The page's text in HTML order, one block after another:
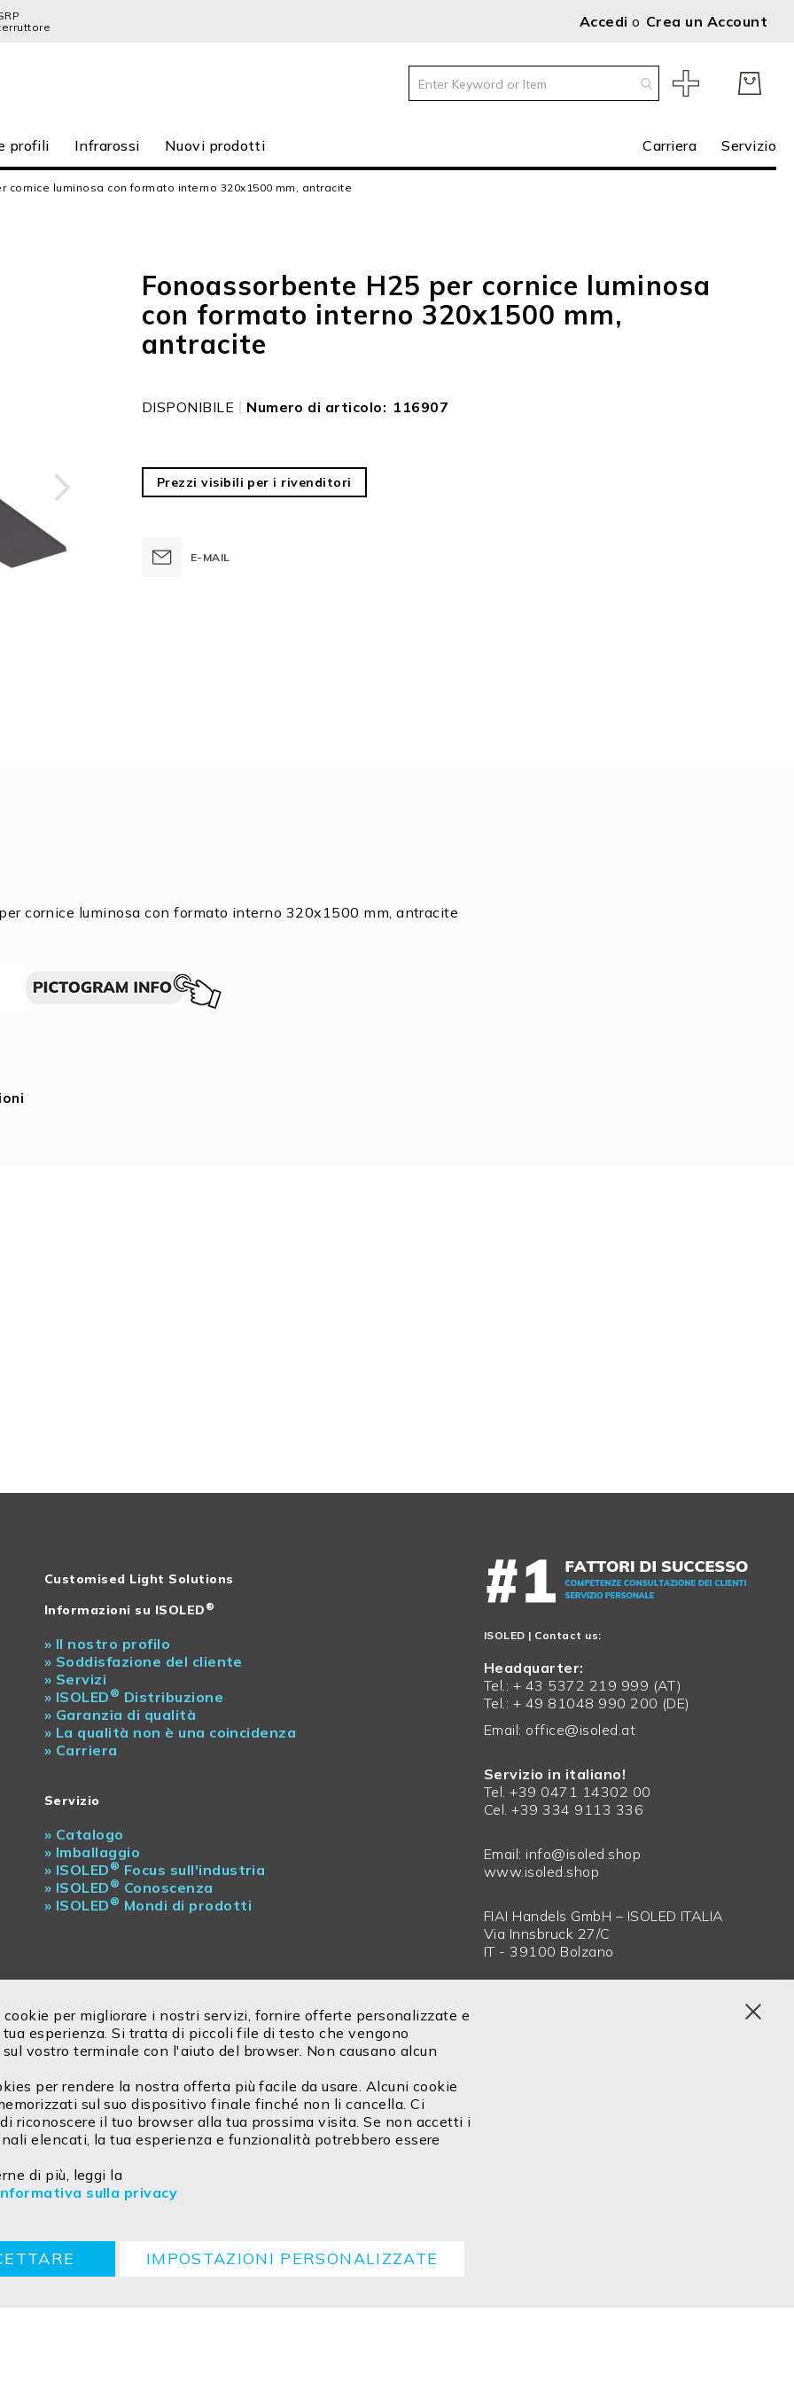
Accedi Crea un Account
profili Infrarossi Nuovi prodotti Carriera Servizio
cornice luminosa con formato interno 320x1500 mm, antracite
Fonoassorbente H25 per cornice luminosa
con formato interno 320x1500 mm,
antracite
DISPONIBILE Numero di articolo 116907
Prezzi visibili per i rivenditori
E-MAIL
cornice luminosa con formato interno 320x1500 mm, antracite
Customised Light Solutions
Informazioni su ISOLED ®
» Il nostro profilo
» Soddisfazione del cliente
» Servizi
» ISOLED ® Distribuzione
» Garanzia di qualità
» La qualità non è una coincidenza
» Carriera
Servizio
» Catalogo
» Imballaggio
» ISOLED ® Focus sull'industria
» ISOLED ® Conoscenza
» ISOLED ® Mondi di prodotti
ISOLED | Contact us:
Headquarter:
Tel.: + 43 5372 219 999 (AT)
Tel.: + 49 81048 990 200 (DE)
Email: office@isoled.at
Servizio in italiano!
Tel. +39 0471 14302 00
Cel. +39 334 9113 336
Email: info@isoled.shop
www.isoled.shop
FIAI Handels GmbH – ISOLED ITALIA
Via Innsbruck 27/C
IT - 39100 Bolzano
per migliorare i nostri servizi, fornire offerte personalizzate e
tua esperienza. Si tratta di piccoli file di testo che vengono
vostro terminale con l'aiuto del browser. Non causano alcun
per rendere la nostra offerta più facile da usare. Alcuni cookie
sul suo dispositivo finale finché non li cancella. Ci
riconoscere il tuo browser alla tua prossima visita. Se non accetti i
elencati, la tua esperienza e funzionalità potrebbero essere
di più, leggi la
sulla privacy
IMPOSTAZIONI PERSONALIZZATE